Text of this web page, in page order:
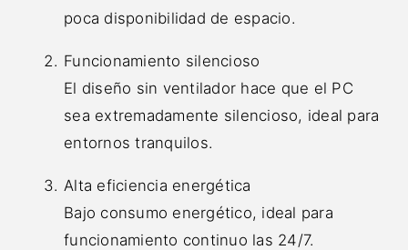
poca disponibilidad de espacio.
Funcionamiento silencioso
El diseño sin ventilador hace que el PC
sea extremadamente silencioso, ideal para
entornos tranquilos.
Alta eficiencia energética
Bajo consumo energético, ideal para
funcionamiento continuo las 24/7.